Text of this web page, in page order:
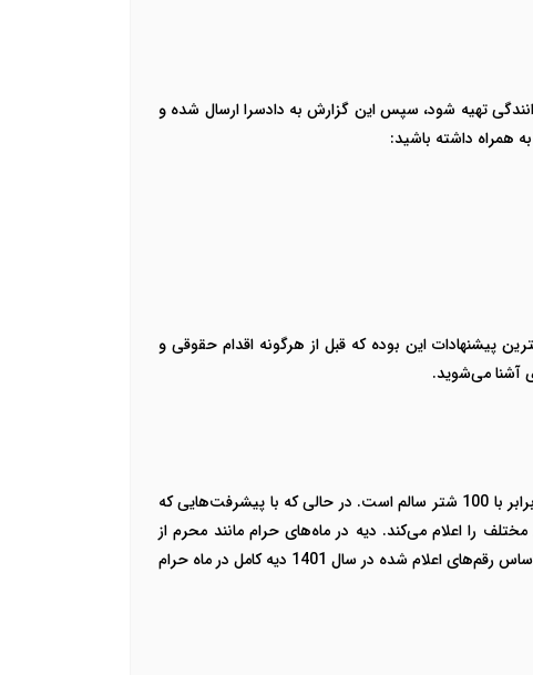
تهیه شود، سپس این گزارش به دادسرا ارسال شده و
همراه داشته باشید:
پیشنهادات این بوده که قبل از هرگونه اقدام حقوقی و
آشنا می‌شوید.
نحوه محاسبه دیه متوفی و دیگر انواع دیه در قانون مجازات اسلامی آورده شده است. طبق این قانون، مبلغ کامل دیه یک انسان برابر با 100 شتر سالم است. در حالی که با پیشرفت‌هایی که
را اعلام می‌کند. دیه در ماه‌های حرام مانند محرم از
علاوه بر این نرخ رقم انواع دیه هم با توجه به مکان آسیب دیده تعیین می‌شود. به عنوان مثال براساس رقم‌های اعلام شده در سال 1401 دیه کامل در ماه حرام